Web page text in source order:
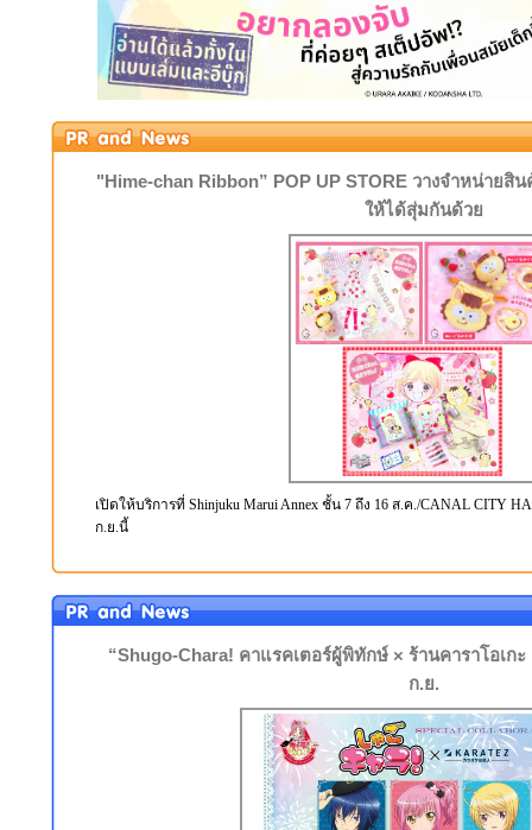
"Hime-chan Ribbon” POP UP STORE วางจำหน่ายสิ
ให้ได้สุ่มกันด้วย
เปิดให้บริการที่ Shinjuku Marui Annex ชั้น 7 ถึง 16 ส.ค./CANAL CITY
ก.ย.นี้
“Shugo-Chara! คาแรคเตอร์ผู้พิทักษ์ × ร้านคาราโอเก
ก.ย.